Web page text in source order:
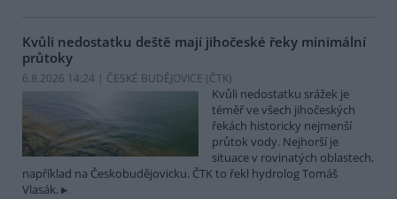
Kvůli nedostatku deště mají jihočeské řeky minimální
průtoky
6.8.2026 14:24 | ČESKÉ BUDĚJOVICE (ČTK)
Kvůli nedostatku srážek je
téměř ve všech jihočeských
řekách historicky nejmenší
průtok vody. Nejhorší je
situace v rovinatých oblastech,
například na Českobudějovicku. ČTK to řekl hydrolog Tomáš
Vlasák.